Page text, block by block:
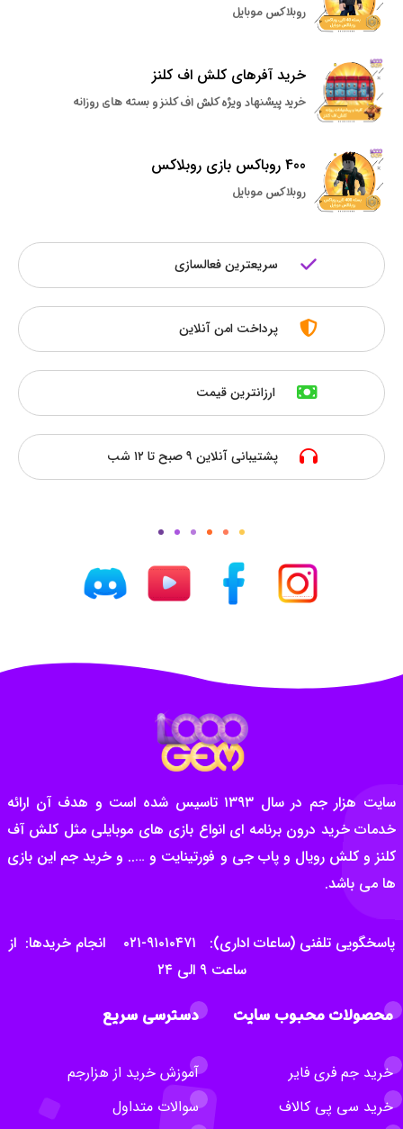
روبلاکس موبایل
خرید آفرهای کلش اف کلنز
خرید پیشنهاد ویژه کلش اف کلنز و بسته های روزانه
400 روباکس بازی روبلاکس
روبلاکس موبایل
سریعترین فعالسازی
پرداخت امن آنلاین
ارزانترین قیمت
پشتیبانی آنلاین ۹ صبح تا ۱۲ شب
سایت هزار جم در سال ۱۳۹۳ تاسیس شده است و هدف آن ارائه
خدمات خرید درون برنامه ای انواع بازی های موبایلی مثل کلش آف
کلنز و کلش رویال و پاب جی و فورتینایت و ….. و خرید جم این بازی
ها می باشد.
پاسخگویی تلفنی (ساعات اداری): ۹۱۰۱۰۴۷۱-۰۲۱ انجام خریدها: از
ساعت ۹ الی ۲۴
محصولات محبوب سایت
خرید جم فری فایر
خرید سی پی کالاف
دسترسی سریع
آموزش خرید از هزارجم
سوالات متداول